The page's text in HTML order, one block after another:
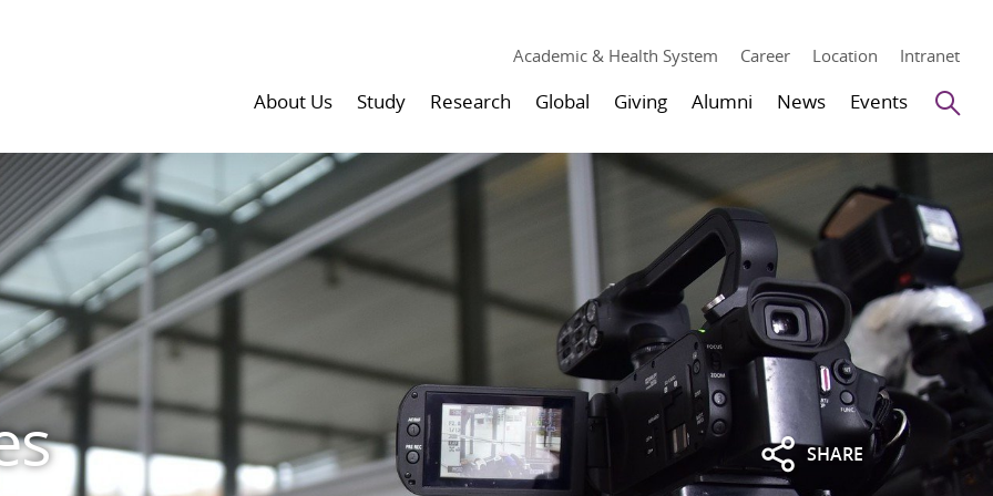
Academic & Health System Career Location Intranet
About Us Study Research Global Giving Alumni News Events
SHARE